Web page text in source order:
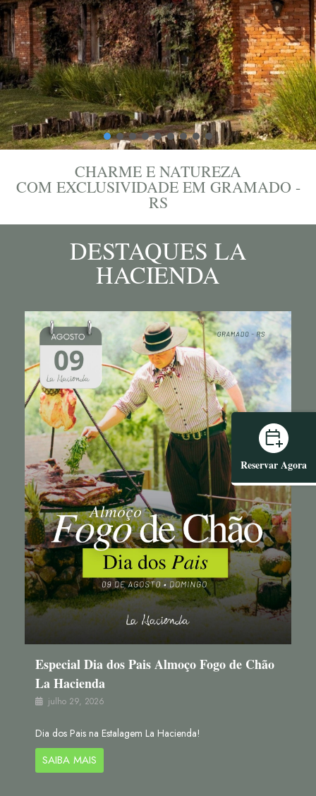
CHARME E NATUREZA
COM EXCLUSIVIDADE EM GRAMADO -
RS
DESTAQUES LA
HACIENDA
Especial Dia dos Pais Almoço Fogo de Chão
La Hacienda
julho 29, 2026
Dia dos Pais na Estalagem La Hacienda!
SAIBA MAIS
Reservar Agora